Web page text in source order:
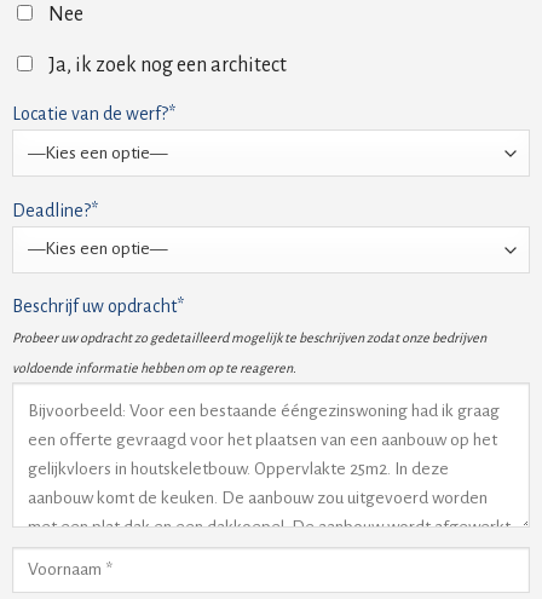
Nee
Ja, ik zoek nog een architect
Locatie van de werf?*
Deadline?*
Beschrijf uw opdracht*
Probeer uw opdracht zo gedetailleerd mogelijk te beschrijven zodat onze bedrijven
voldoende informatie hebben om op te reageren.